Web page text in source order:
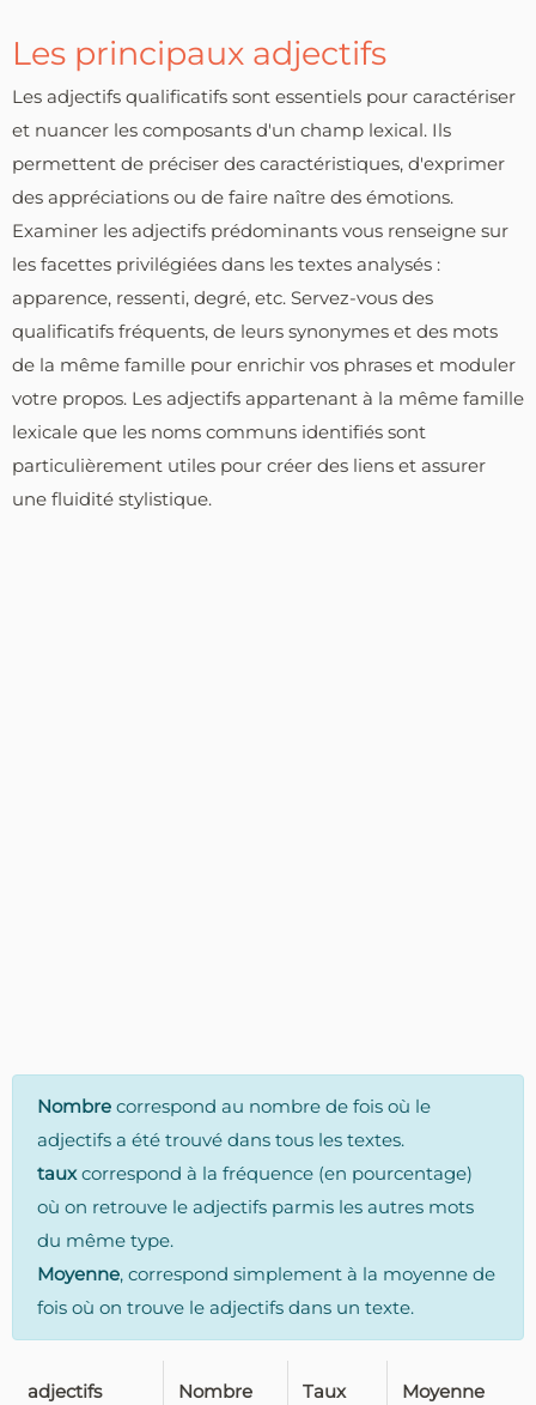
Les principaux adjectifs
Les adjectifs qualificatifs sont essentiels pour caractériser
et nuancer les composants d'un champ lexical. Ils
permettent de préciser des caractéristiques, d'exprimer
des appréciations ou de faire naître des émotions.
Examiner les adjectifs prédominants vous renseigne sur
les facettes privilégiées dans les textes analysés :
apparence, ressenti, degré, etc. Servez-vous des
qualificatifs fréquents, de leurs synonymes et des mots
de la même famille pour enrichir vos phrases et moduler
votre propos. Les adjectifs appartenant à la même famille
lexicale que les noms communs identifiés sont
particulièrement utiles pour créer des liens et assurer
une fluidité stylistique.
Nombre correspond au nombre de fois où le
adjectifs a été trouvé dans tous les textes.
tauxcorrespond à la fréquence (en pourcentage)
où on retrouve le adjectifs parmis les autres mots
du même type.
Moyenne, correspond simplement à la moyenne de
fois où on trouve le adjectifs dans un texte.
adjectifs Nombre Taux Moyenne